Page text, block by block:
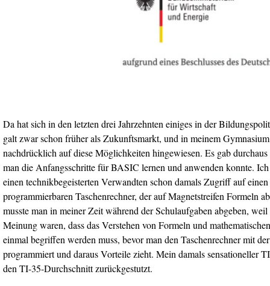
Da hat sich in den letzten drei Jahrzehnten einiges in der
galt zwar schon früher als Zukunftsmarkt, und in meinem
nachdrücklich auf diese Möglichkeiten hingewiesen. Es gab
man die Anfangsschritte für BASIC lernen und anwenden konnte.
einen technikbegeisterten Verwandten schon damals Zugriff auf
programmierbaren Taschenrechner, der auf Magnetstreifen Formeln
musste man in meiner Zeit während der Schulaufgaben abgeben,
Meinung waren, dass das Verstehen von Formeln und
einmal begriffen werden muss, bevor man den Taschenrechner mit
programmiert und daraus Vorteile zieht. Mein damals sensationeller
den TI-35-Durchschnitt zurückgestutzt.